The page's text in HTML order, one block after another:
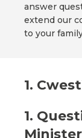
answer
extend our
to your
1.
1.
Minister